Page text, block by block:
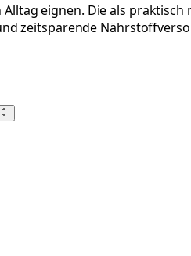
eignen. Die als
zeitsparende